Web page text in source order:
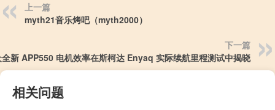
上一篇
myth21音乐烤吧（myth2000）
下一篇
新 APP550 电机效率在斯柯达 Enyaq 实际续航里程测试中揭晓
相关问题